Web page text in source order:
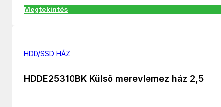
Megtekintés
HDD/SSD HÁZ
HDDE25310BK Külső merevlemez ház 2,5